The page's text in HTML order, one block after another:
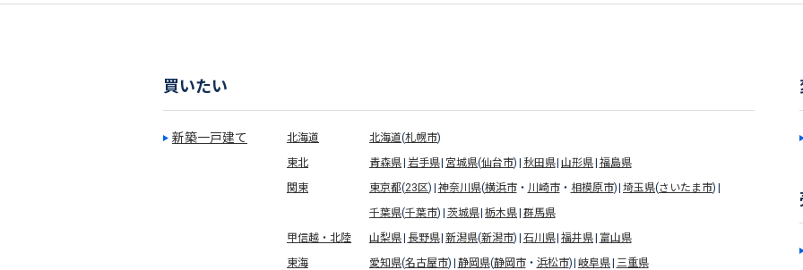
買いたい
新築一戸建て 北海道 北海道(札幌市)
東北
青森県 岩手県 宮城県(仙台市) 秋田県 山形県 福島県
関東
東京都(23区) 神奈川県(横浜市・ 川崎市・ 相模原市) 埼玉県(さいたま市)
千葉県(千葉市) 茨城県 栃木県 群馬県
甲信越・北陸
山梨県 長野県 新潟県(新潟市) 石川県 福井県 富山県
東海
愛知県(名古屋市) 静岡県(静岡市・ 浜松市) 岐阜県 三重県